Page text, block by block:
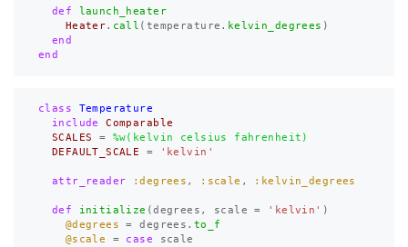
def
launch_heater
Heater. call ( temperature . kelvin_degrees )
end
end
class
Temperature
include
Comparable
SCALES
=
%w(kelvin celsius fahrenheit)
DEFAULT_SCALE
= 'kelvin'
attr_reader :degrees , :scale , :kelvin_degrees
def initialize (degrees , scale = 'kelvin' )
@degrees
= degrees . to_f
@scale
= case
scale